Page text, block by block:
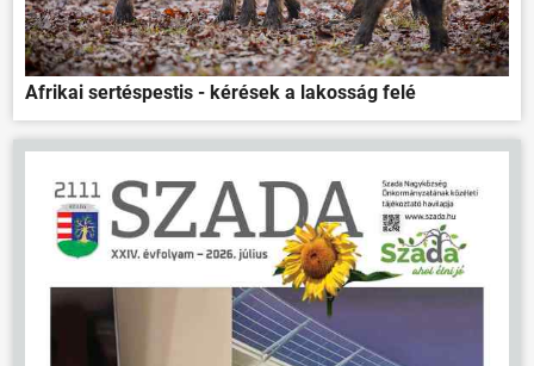
Afrikai sertéspestis - kérések a lakosság felé